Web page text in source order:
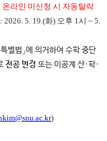
온라인 미신청 시 자동탈락
5. 19.(화) 오후 1시 ~ 5.
별법」에 의거하여 수학 중단
전공 변경 또는 이공계 산·학·
)